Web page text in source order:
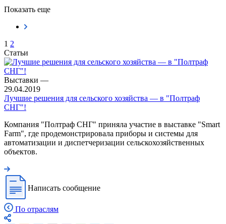
Показать еще
1 2
Статьи
Выставки —
29.04.2019
Лучшие решения для сельского хозяйства ― в "Полтраф
СНГ"!
Компания "Полтраф СНГ" приняла участие в выставке "Smart
Farm", где продемонстрировала приборы и системы для
автоматизации и диспетчеризации сельскохозяйственных
объектов.
Написать сообщение
По отраслям